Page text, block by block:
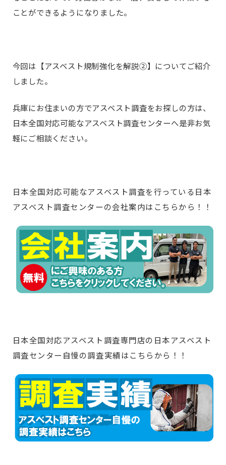
ことができるようになりました。
今回は【アスベスト規制強化を解説②】についてご紹介
しました。
兵庫にお住まいの方でアスベスト調査をお探しの方は、
日本全国対応可能なアスベスト調査センターへ是非お気
軽にご相談ください。
日本全国対応可能なアスベスト調査を行っている日本
アスベスト調査センターの会社案内はこちらから！！
日本全国対応アスベスト調査専門店の日本アスベスト
調査センター自慢の調査実績はこちらから！！